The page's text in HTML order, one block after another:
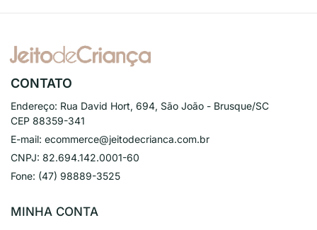
CONTATO
Endereço: Rua David Hort, 694, São João - Brusque/SC
CEP 88359-341
E-mail: ecommerce@jeitodecrianca.com.br
CNPJ: 82.694.142.0001-60
Fone: (47) 98889-3525
MINHA CONTA